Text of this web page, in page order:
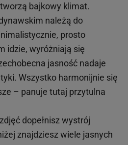
bajkowy klimat.
należą do
prosto
idzie, wyróżniają się
jasność nadaje
Wszystko harmonijnie się
– panuje tutaj przytulna
dopełnisz wystrój
znajdziesz wiele jasnych